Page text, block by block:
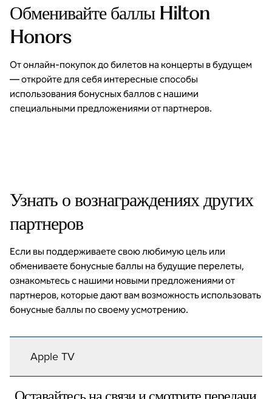
Обменивайте баллы Hilton
Honors
От онлайн-покупок до билетов на концерты в будущем
— откройте для себя интересные способы
использования бонусных баллов с нашими
специальными предложениями от партнеров.
Незабываемые впечатления
Узнать о вознаграждениях других
партнеров
Если вы поддерживаете свою любимую цель или
обмениваете бонусные баллы на будущие перелеты,
ознакомьтесь с нашими новыми предложениями от
партнеров, которые дают вам возможность использовать
бонусные баллы по своему усмотрению.
Apple TV
Оставайтесь на связи и смотрите передачи